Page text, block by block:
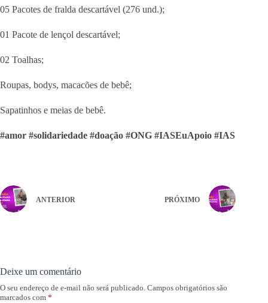
05 Pacotes de fralda descartável (276 und.);
01 Pacote de lençol descartável;
02 Toalhas;
Roupas, bodys, macacões de bebê;
Sapatinhos e meias de bebê.
#amor #solidariedade #doação #ONG #IASEuApoio #IAS
ANTERIOR PRÓXIMO
Deixe um comentário
O seu endereço de e-mail não será publicado. Campos obrigatórios são
marcados com *